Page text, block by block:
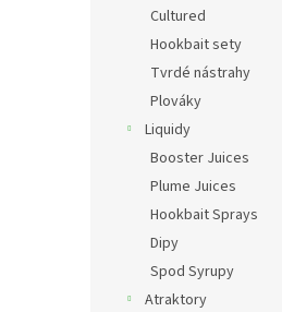
Cultured
Hookbait sety
Tvrdé nástrahy
Plováky
Liquidy
Booster Juices
Plume Juices
Hookbait Sprays
Dipy
Spod Syrupy
Atraktory